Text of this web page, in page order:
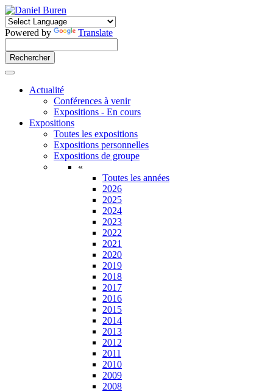
Powered by Translate
Actualité
Conférences à venir
Expositions - En cours
Expositions
Toutes les expositions
Expositions personnelles
Expositions de groupe
«
Toutes les années
2026
2025
2024
2023
2022
2021
2020
2019
2018
2017
2016
2015
2014
2013
2012
2011
2010
2009
2008